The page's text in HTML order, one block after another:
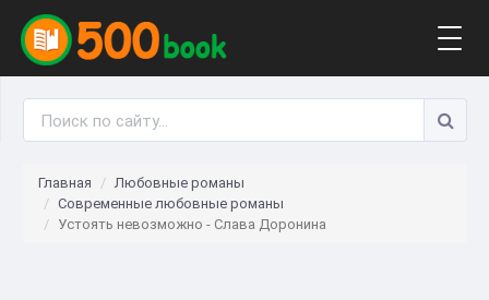
Главная
Любовные романы
Современные любовные романы
Устоять невозможно - Слава Доронина